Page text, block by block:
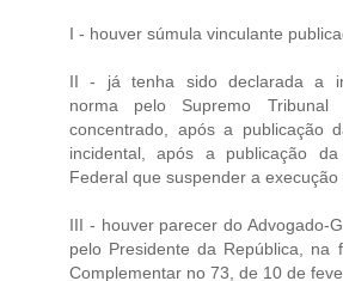
I - houver súmula vinculante
II - já tenha sido declarada a
norma pelo Supremo Tribunal
concentrado, após a publicação
incidental, após a publicação
Federal que suspender a
III - houver parecer do Advogado-
pelo Presidente da República,
Complementar no 73, de 10 de